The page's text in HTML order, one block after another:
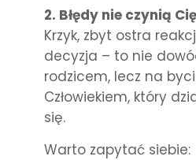
2. Błędy nie czynią
Krzyk, zbyt ostra
decyzja – to nie
rodzicem, lecz na
Człowiekiem, który
się.
Warto zapytać siebie: